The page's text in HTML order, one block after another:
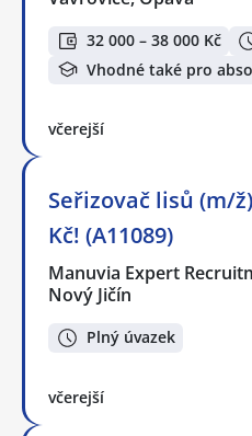
32 000 – 38 000 Kč
Vhodné také pro
včerejší
Seřizovač lisů (m/
Kč! (A11089)
Manuvia Expert
Nový Jičín
Plný úvazek
včerejší